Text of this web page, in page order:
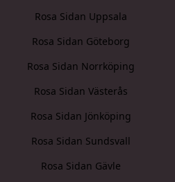
Rosa Sidan Uppsala
Rosa Sidan Göteborg
Rosa Sidan Norrköping
Rosa Sidan Västerås
Rosa Sidan Jönköping
Rosa Sidan Sundsvall
Rosa Sidan Gävle